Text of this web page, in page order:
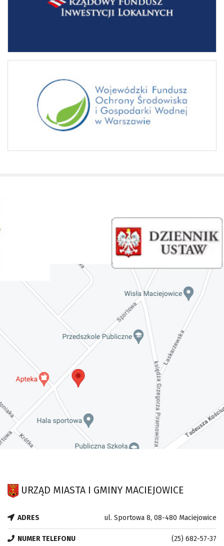
URZĄD MIASTA I GMINY MACIEJOWICE
ADRES ul. Sportowa 8, 08-480 Maciejowice
NUMER TELEFONU (25) 682-57-37